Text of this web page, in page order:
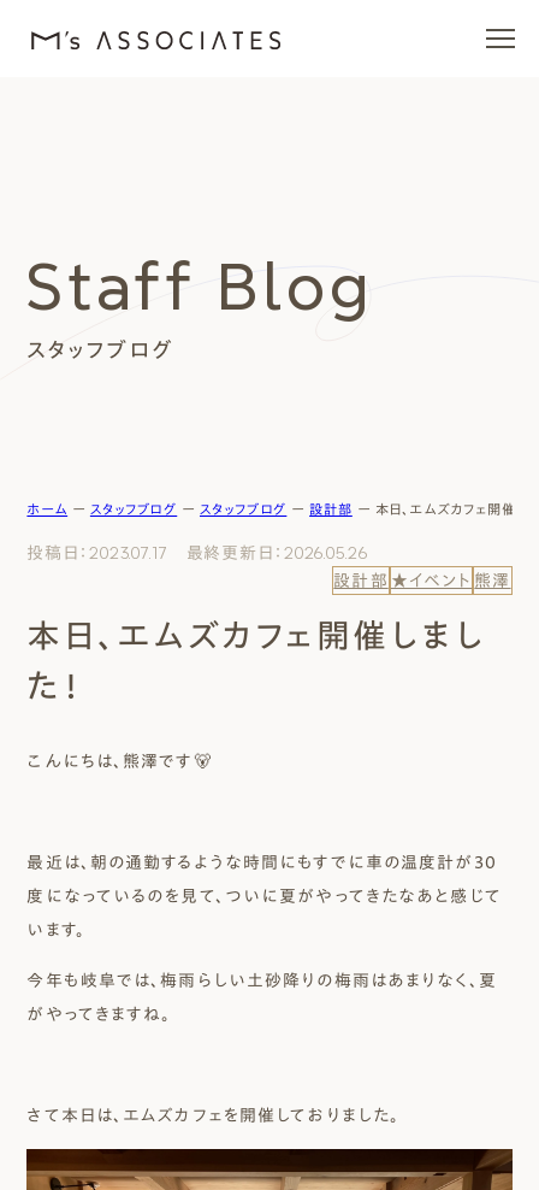
エムズを愛する人たち
施工事例
エムズのこと
0120-40-6613
ファーストプランを試す
スタッフブログ
Staff Blog
ホーム ー スタッフブログ ー スタッフブログ ー設計部 ー 本日、エムズカフェ開催しま
投稿日：2023.07.17 最終更新日：2026.05.26
設計部 ★イベント 熊澤
本日、エムズカフェ開催しまし
た！
こんにちは、熊澤です🐻
最近は、朝の通勤するような時間にもすでに車の温度計が30
度になっているのを見て、ついに夏がやってきたなあと感じて
います。
今年も岐阜では、梅雨らしい土砂降りの梅雨はあまりなく、夏
がやってきますね。
さて本日は、エムズカフェを開催しておりました。